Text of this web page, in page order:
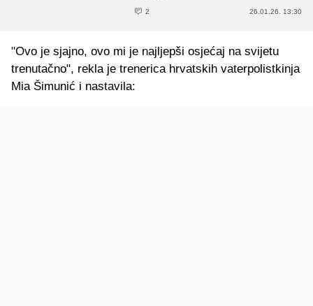
2 26.01.26. 13:30
"Ovo je sjajno, ovo mi je najljepši osjećaj na svijetu
trenutačno", rekla je trenerica hrvatskih vaterpolistkinja
Mia Šimunić i nastavila: